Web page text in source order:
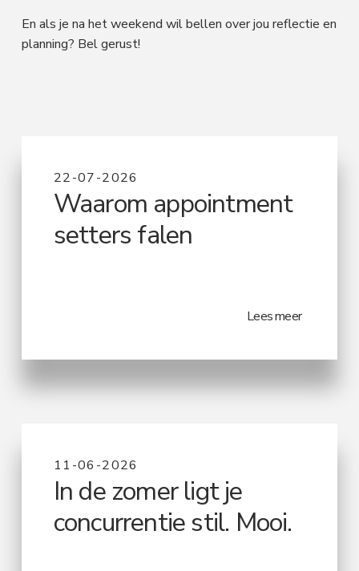
En als je na het weekend wil bellen over jou reflectie en
planning? Bel gerust!
22-07-2026
Waarom appointment
setters falen
Lees meer
11-06-2026
In de zomer ligt je
concurrentie stil. Mooi.